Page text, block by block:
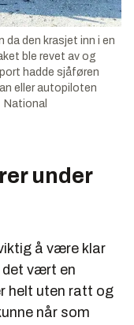
da den krasjet inn i en
ble revet av og
hadde sjåføren
eller autopiloten
National
under
å være klar
det vært en
helt uten ratt og
når som